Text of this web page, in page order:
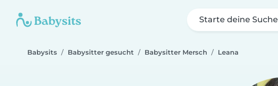
Starte deine Suche
Babysits Babysitter gesucht Babysitter Mersch Leana